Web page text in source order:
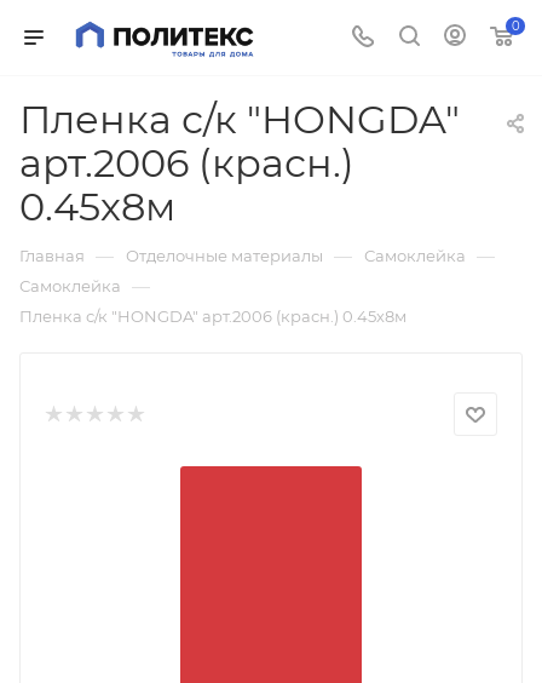
0
Пленка с/к "HONGDA"
арт.2006 (красн.)
0.45х8м
Главная — Отделочные материалы — Самоклейка —
Самоклейка —
Пленка с/к "HONGDA" арт.2006 (красн.) 0.45х8м